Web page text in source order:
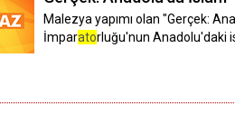
Malezya yapımı olan "Gerçek:
İmparatorluğu'nun Anadolu'daki